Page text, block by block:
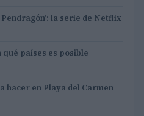
Pendragón’: la serie de Netflix
qué países es posible
hacer en Playa del Carmen